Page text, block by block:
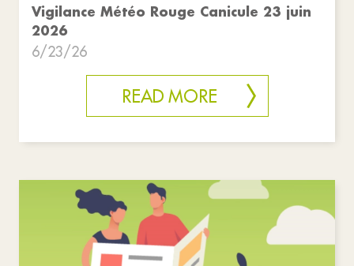
Vigilance Météo Rouge Canicule 23 juin
2026
6/23/26
READ MORE